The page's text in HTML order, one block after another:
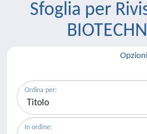
Sfoglia per
Opzioni
Ordina per:
In ordine: